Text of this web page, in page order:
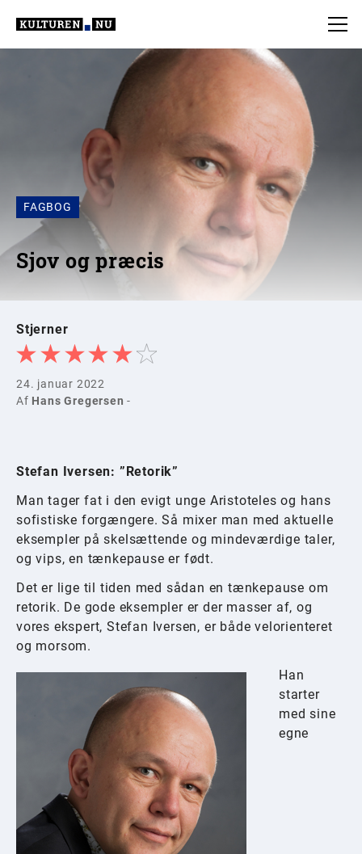
FAGBOG
Sjov og præcis
Stjerner
24. januar 2022
Af Hans Gregersen -
Stefan Iversen: ”Retorik”
Man tager fat i den evigt unge Aristoteles og hans
sofistiske forgængere. Så mixer man med aktuelle
eksempler på skelsættende og mindeværdige taler,
og vips, en tænkepause er født.
Det er lige til tiden med sådan en tænkepause om
retorik. De gode eksempler er der masser af, og
vores ekspert, Stefan Iversen, er både velorienteret
og morsom.
Han
starter
med sine
egne